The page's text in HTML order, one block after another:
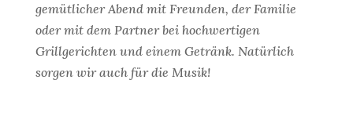
gemütlicher Abend mit Freunden, der Familie
oder mit dem Partner bei hochwertigen
Grillgerichten und einem Getränk. Natürlich
sorgen wir auch für die Musik!